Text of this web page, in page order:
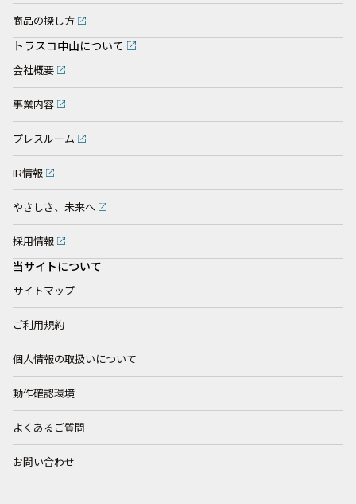
商品の探し方
トラスコ中山について
会社概要
事業内容
プレスルーム
IR情報
やさしさ、未来へ
採用情報
当サイトについて
サイトマップ
ご利用規約
個人情報の取扱いについて
動作確認環境
よくあるご質問
お問い合わせ